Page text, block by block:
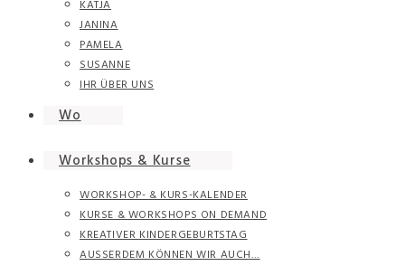
KATJA
JANINA
PAMELA
SUSANNE
IHR ÜBER UNS
Wo
Workshops & Kurse
WORKSHOP- & KURS-KALENDER
KURSE & WORKSHOPS ON DEMAND
KREATIVER KINDERGEBURTSTAG
AUSSERDEM KÖNNEN WIR AUCH…